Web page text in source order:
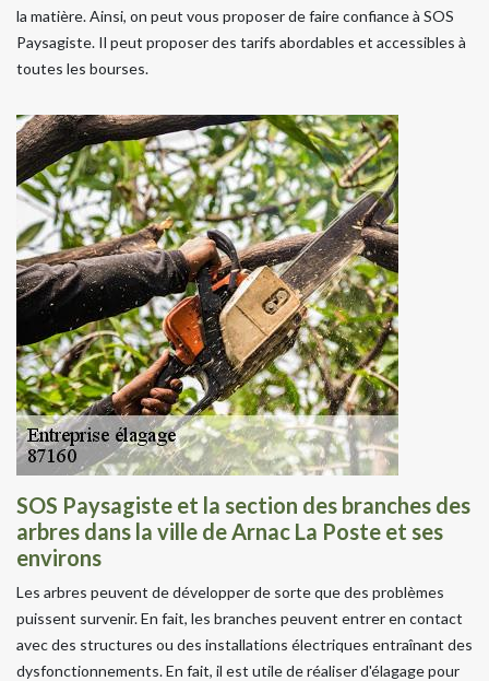
la matière. Ainsi, on peut vous proposer de faire confiance à SOS
Paysagiste. Il peut proposer des tarifs abordables et accessibles à
toutes les bourses.
SOS Paysagiste et la section des branches des
arbres dans la ville de Arnac La Poste et ses
environs
Les arbres peuvent de développer de sorte que des problèmes
puissent survenir. En fait, les branches peuvent entrer en contact
avec des structures ou des installations électriques entraînant des
dysfonctionnements. En fait, il est utile de réaliser d'élagage pour